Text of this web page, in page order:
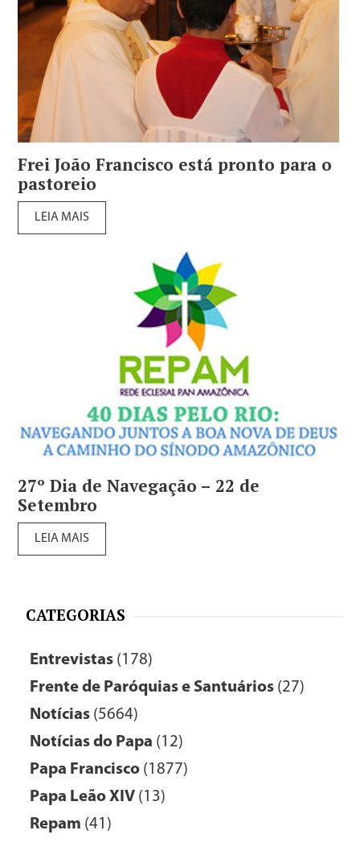
Frei João Francisco está pronto para o
pastoreio
LEIA MAIS
27º Dia de Navegação – 22 de
Setembro
LEIA MAIS
CATEGORIAS
Entrevistas (178)
Frente de Paróquias e Santuários (27)
Notícias (5664)
Notícias do Papa (12)
Papa Francisco (1877)
Papa Leão XIV (13)
Repam (41)